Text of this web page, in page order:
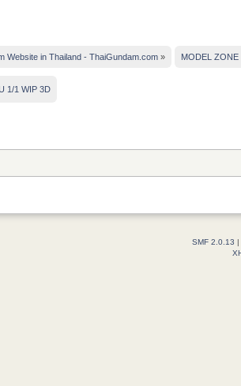
Website in Thailand - ThaiGundam.com » MODEL ZONE
1/1 WIP 3D
SMF 2.0.13